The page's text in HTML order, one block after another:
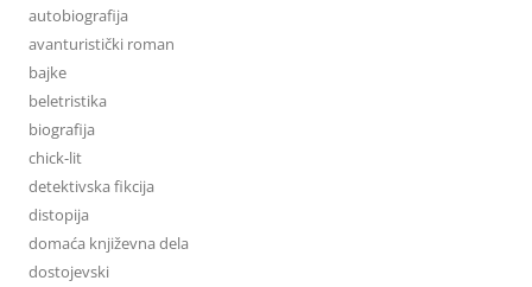
autobiografija
avanturistički roman
bajke
beletristika
biografija
chick-lit
detektivska fikcija
distopija
domaća književna dela
dostojevski